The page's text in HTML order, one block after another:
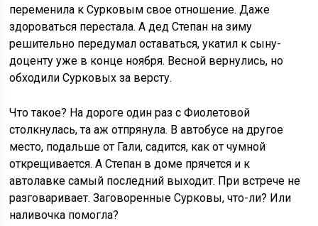
переменила к Сурковым свое отношение. Даже
здороваться перестала. А дед Степан на зиму
решительно передумал оставаться, укатил к сыну-
доценту уже в конце ноября. Весной вернулись, но
обходили Сурковых за версту.
Что такое? На дороге один раз с Фиолетовой
столкнулась, та аж отпрянула. В автобусе на другое
место, подальше от Гали, садится, как от чумной
открещивается. А Степан в доме прячется и к
автолавке самый последний выходит. При встрече не
разговаривает. Заговоренные Сурковы, что-ли? Или
наливочка помогла?